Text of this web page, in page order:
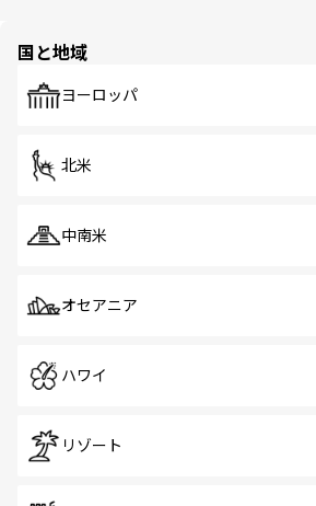
で、ホーカーズは地元の風情を楽
国と地域
ヨーロッパ
北米
中南米
オセアニア
ハワイ
リゾート